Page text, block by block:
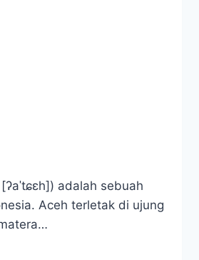
[ʔaˈtɕɛh]) adalah sebuah
Aceh terletak di ujung